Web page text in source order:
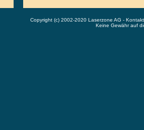
Copyright (c) 2002-2020 Laserzone AG -
Keine Gewähr auf